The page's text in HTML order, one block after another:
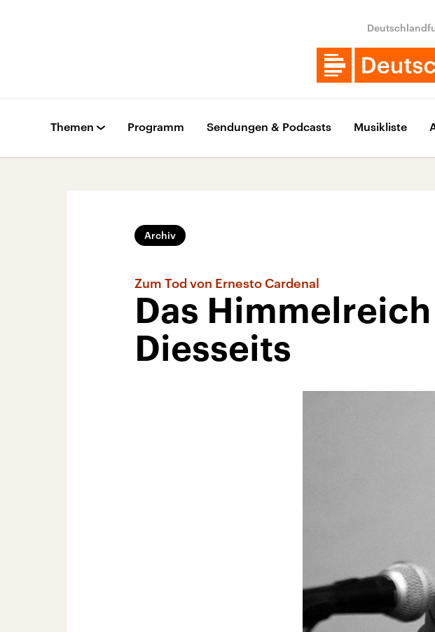
Themen Programm Sendungen & Podcasts Musikliste
Archiv
Zum Tod von Ernesto Cardenal
Das
Diesseits